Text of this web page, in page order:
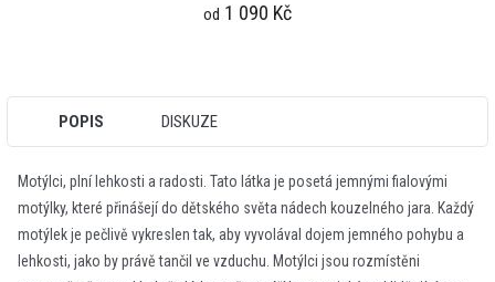
od 1 090 Kč
POPIS DISKUZE
Motýlci, plní lehkosti a radosti. Tato látka je posetá jemnými fialovými
motýlky, které přinášejí do dětského světa nádech kouzelného jara. Každý
motýlek je pečlivě vykreslen tak, aby vyvolával dojem jemného pohybu a
lehkosti, jako by právě tančil ve vzduchu. Motýlci jsou rozmístěni